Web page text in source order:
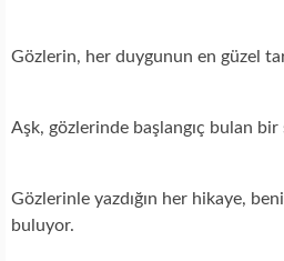
Gözlerin, her duygunun en güzel
Aşk, gözlerinde başlangıç bulan
Gözlerinle yazdığın her hikaye,
buluyor.